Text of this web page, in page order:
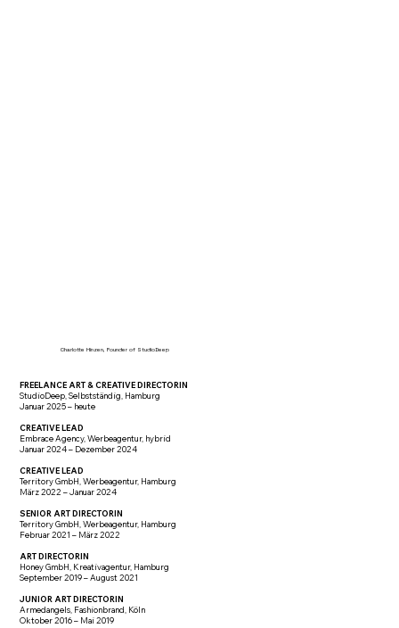
Charlotte Hinzen, Founder of StudioDeep
FREELANCE ART & CREATIVE DIRECTORIN
StudioDeep, Selbstständig, Hamburg
Januar 2025 – heute
CREATIVE LEAD
Embrace Agency, Werbeagentur, hybrid
Januar 2024 – Dezember 2024
CREATIVE LEAD
Territory GmbH, Werbeagentur, Hamburg
März 2022 – Januar 2024
SENIOR ART DIRECTORIN
Territory GmbH, Werbeagentur, Hamburg
Februar 2021 – März 2022
ART DIRECTORIN
Honey GmbH, Kreativagentur​, Hamburg
September 2019 – August 2021
JUNIOR ART DIRECTORIN
Armedangels, Fashionbrand, Köln
Oktober 2016 – Mai 2019